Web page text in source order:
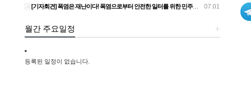
07.01
[기자회견] 폭염은 재난이다! 폭염으로부터 안전한 일터를 위한 민주노총 강원지역본부 폭염감시단 선포 기자회견
+
월간 주요일정
등록된 일정이 없습니다.